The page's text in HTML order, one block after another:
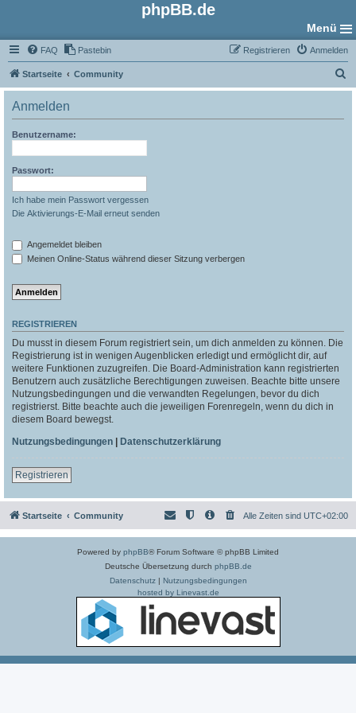
phpBB.de
Menü
FAQ Pastebin Anmelden
Registrieren
Startseite Community
u
Anmelden
Benutzername:
Passwort:
Ich habe mein Passwort vergessen
Die Aktivierungs-E-Mail erneut senden
Angemeldet bleiben
Meinen Online-Status während dieser Sitzung verbergen
REGISTRIEREN
Du musst in diesem Forum registriert sein, um dich anmelden zu können. Die
Registrierung ist in wenigen Augenblicken erledigt und ermöglicht dir, auf
weitere Funktionen zuzugreifen. Die Board-Administration kann registrierten
Benutzern auch zusätzliche Berechtigungen zuweisen. Beachte bitte unsere
Nutzungsbedingungen und die verwandten Regelungen, bevor du dich
registrierst. Bitte beachte auch die jeweiligen Forenregeln, wenn du dich in
diesem Board bewegst.
Nutzungsbedingungen | Datenschutzerklärung
Registrieren
Startseite Community Alle Zeiten sind UTC+02:00
Powered by phpBB® Forum Software © phpBB Limited
Deutsche Übersetzung durch phpBB.de
Datenschutz| Nutzungsbedingungen
hosted by Linevast.de